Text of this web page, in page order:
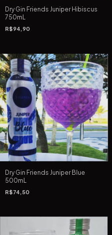
Dry Gin Friends Juniper Hibiscus
750mL
R$94,90
Dry Gin Friends Juniper Blue
500mL
R$74,50